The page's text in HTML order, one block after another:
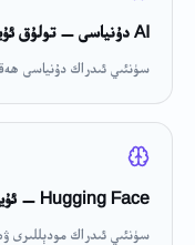
AI دۇنياسى — تولۇق ئۇيغۇرچە قامۇس
سۈنئىي ئىدراك دۇنياسى
Hugging Face — ئۇيغۇرچە تولۇق يىلنامە